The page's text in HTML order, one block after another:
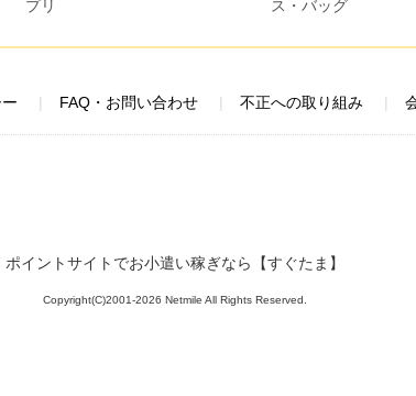
FAQ・お問い合わせ 不正への取り組み
ポイントサイトでお小遣い稼ぎなら【すぐたま】
Copyright(C)2001-2026 Netmile All Rights Reserved.